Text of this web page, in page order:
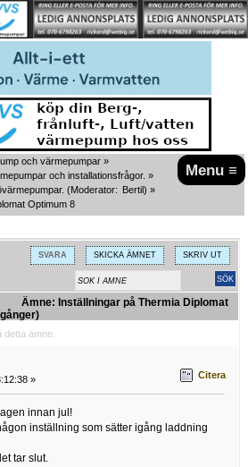
Menu ≡
och värmepumpar »
och installationsfrågor. »
(Moderator: Bertil) »
Optimum 8
SVARA SKICKA ÄMNET SKRIV UT
Ämne: Inställningar på Thermia Diplomat
ämne.
» Citera
innan jul!
inställning som sätter igång laddning
tar slut.